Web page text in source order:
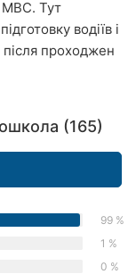
МВС. Тут
водіїв і
після проходжен
(165)
99 %
1 %
0 %